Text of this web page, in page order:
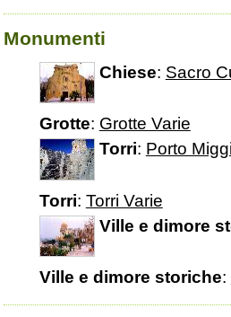
Monumenti
Chiese: Sacro
Grotte: Grotte Varie
Torri: Porto
Torri: Torri Varie
Ville e dimore
Ville e dimore storiche: